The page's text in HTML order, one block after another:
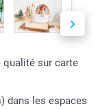
qualité sur carte
dans les espaces